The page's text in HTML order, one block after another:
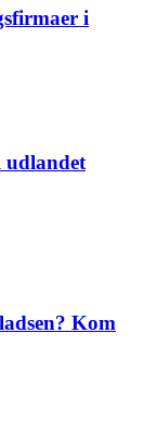
i
udlandet
Kom